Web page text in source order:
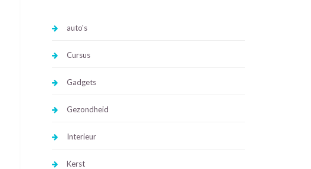
auto's
Cursus
Gadgets
Gezondheid
Interieur
Kerst